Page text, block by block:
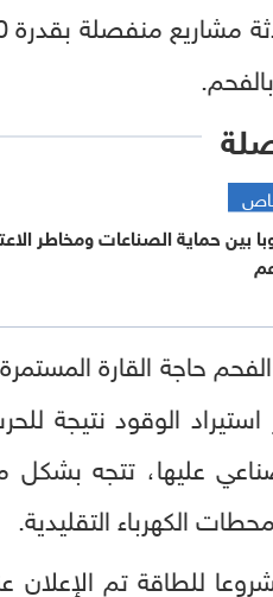
بقدرة 300 ميغاوات لكل مشروع وتتنوع بين
بين حماية الصناعات ومخاطر
حاجة القارة
استيراد الوقود نتيجة
عليها، تتجه بشكل
الكهرباء التقليدية.